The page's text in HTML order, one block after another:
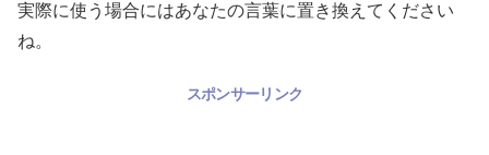
実際に使う場合にはあなたの言葉に置き換えてください
ね。
スポンサーリンク